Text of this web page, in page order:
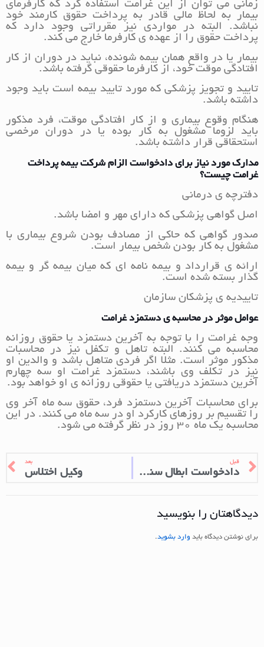
زمانی می توان از این غرامت استفاده کرد که کارفرمای
بیمار به لحاظ مالی قادر به پرداخت حقوق کارمند خود
نباشد. البته در مواردی نیز مقرراتی وجود دارد که
پرداخت حقوق را از عهده ی کارفرما خارج می کند.
بیمار یا در واقع همان بیمه شونده، نباید در دوران از کار
افتادگی موقت خود، از کارفرما حقوقی گرفته باشد.
تایید و تجویز پزشکی که مورد تایید بیمه است باید وجود
داشته باشد.
هنگام وقوع بیماری و از کار افتادگی موقت، فرد مذکور
باید لزوما مشغول به کار بوده یا در دوران مرخصی
استحقاقی قرار داشته باشد.
مدارک مورد نیاز برای دادخواست الزام شرکت بیمه پرداخت
غرامت چیست؟
دفترچه ی درمانی
اصل گواهی پزشکی که دارای مهر و امضا باشد.
صدور گواهی که حاکی از مصادف بودن شروع بیماری با
مشغول به کار بودن شخص بیمار است.
ارائه ی قرارداد و بیمه نامه ای که میان بیمه گر و بیمه
گذار بسته شده است.
تاییدیه ی پزشکان سازمان
عوامل موثر در محاسبه ی دستمزد غرامت
وجه غرامت را با توجه به آخرین دستمزد یا حقوق روزانه
محاسبه می کنند. البته تاهل و تکفل نیز در محاسبات
مذکور موثر است. مثلا اگر فردی متاهل باشد و والدین او
نیز در تکلف وی باشند، دستمزد غرامت او سه چهارم
آخرین دستمزد دریافتی یا حقوقی روزانه ی او خواهد بود.
برای محاسبات آخرین دستمزد فرد، حقوق سه ماه آخر وی
را تقسیم بر روزهای کارکرد او در سه ماه می کنند. در این
محاسبه یک ماه 30 روز در نظر گرفته می شود.
قبل
دادخواست ابطال سند رسمی
بعد
وکیل اختلاس
دیدگاهتان را بنویسید
برای نوشتن دیدگاه باید وارد بشوید.